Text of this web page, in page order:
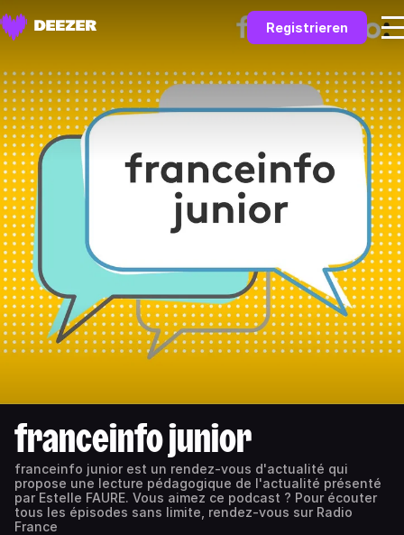
Registrieren
franceinfo junior
franceinfo junior est un rendez-vous d'actualité qui
propose une lecture pédagogique de l'actualité présenté
par Estelle FAURE. Vous aimez ce podcast ? Pour écouter
tous les épisodes sans limite, rendez-vous sur Radio
France